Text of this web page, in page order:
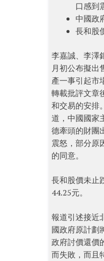
口感到
中國政
長和股
李嘉誠、李澤
月初公布擬出
產一事引起市
轉載批評文章
和交易的安排
道，中國國家
德牽頭的財團
震怒，部分原
的同意。
長和股價未止
44.25元。
報道引述接近
國政府原計劃
政府討價還價
而失敗，而且